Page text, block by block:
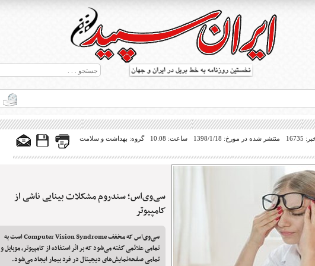
بریل در جهان
منتشر شده در مورخ: 1398/1/18 ساعت: 10:08 گروه: بهداشت و سلامت
سی‌وی‌اس؛ سندروم مشکلات بینایی ناشی از
کامپیوتر
سی‌وی‌اس که مخفف Computer Vision Syndrome است به
تمامی علائمی گفته می‌شود که بر اثر استفاده از کامپیوتر، موبایل و
تمامی صفحه‌نمایش‌های دیجیتال در فرد بیمار ایجاد می‌شود.